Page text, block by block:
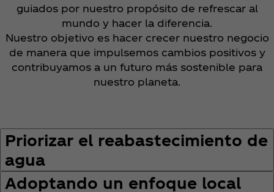
guiados por nuestro propósito de refrescar al
mundo y hacer la diferencia.
Nuestro objetivo es hacer crecer nuestro negocio
de manera que impulsemos cambios positivos y
contribuyamos a un futuro más sostenible para
nuestro planeta.
Priorizar el reabastecimiento de
agua
Adoptando un enfoque local